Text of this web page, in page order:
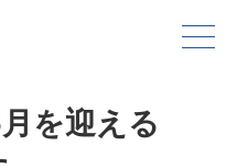
を迎える